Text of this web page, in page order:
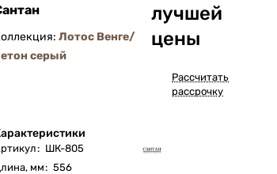
Лотос Венге/
серый
: ШК-805
мм: 556
лучшей
цены
Рассчитать
рассрочку